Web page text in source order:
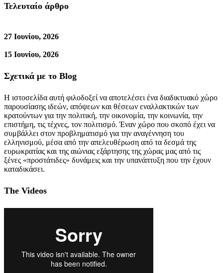
Τελευταίο άρθρο
27 Ιουνίου, 2026
15 Ιουνίου, 2026
Σχετικά με το Blog
Η ιστοσελίδα αυτή φιλοδοξεί να αποτελέσει ένα διαδικτυακό χώρο
παρουσίασης ιδεών, απόψεων και θέσεων εναλλακτικών των
κρατούντων για την πολιτική, την οικονομία, την κοινωνία, την
επιστήμη, τις τέχνες, τον πολιτισμό. Έναν χώρο που σκοπό έχει να
συμβάλλει στον προβληματισμό για την αναγέννηση του
ελληνισμού, μέσα από την απελευθέρωση από τα δεσμά της
ευρωκρατίας και της αιώνιας εξάρτησης της χώρας μας από τις
ξένες «προστάτιδες» δυνάμεις και την υπανάπτυξη που την έχουν
καταδικάσει.
The Videos